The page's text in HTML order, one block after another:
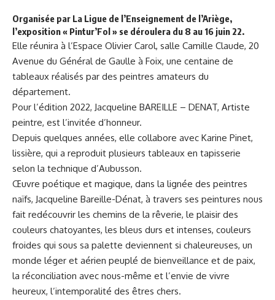
Organisée par La Ligue de l’Enseignement de l’Ariège,
l’exposition « Pintur’Fol » se déroulera du 8 au 16 juin 22.
Elle réunira à l’Espace Olivier Carol, salle Camille Claude, 20
Avenue du Général de Gaulle à Foix, une centaine de
tableaux réalisés par des peintres amateurs du
département.
Pour l’édition 2022, Jacqueline BAREILLE – DENAT, Artiste
peintre, est l’invitée d’honneur.
Depuis quelques années, elle collabore avec Karine Pinet,
lissière, qui a reproduit plusieurs tableaux en tapisserie
selon la technique d’Aubusson.
Œuvre poétique et magique, dans la lignée des peintres
naïfs, Jacqueline Bareille-Dénat, à travers ses peintures nous
fait redécouvrir les chemins de la rêverie, le plaisir des
couleurs chatoyantes, les bleus durs et intenses, couleurs
froides qui sous sa palette deviennent si chaleureuses, un
monde léger et aérien peuplé de bienveillance et de paix,
la réconciliation avec nous-même et l’envie de vivre
heureux, l’intemporalité des êtres chers.